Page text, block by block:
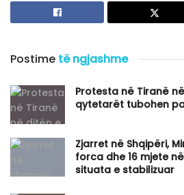
Postime të ngjashme
​Protesta në Tiranë
qytetarët tubohen
Zjarret në Shqipëri,
forca dhe 16 mjete
situata e stabilizuar